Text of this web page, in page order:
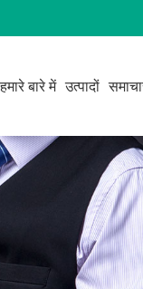
हमारे बारे में उत्पादों